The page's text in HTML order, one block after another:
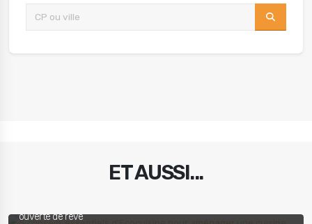
ET AUSSI...
ouverte de rêve